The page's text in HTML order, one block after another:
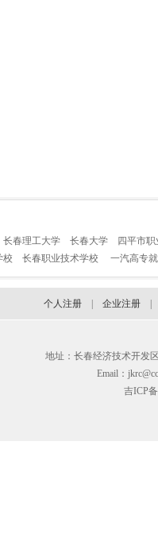
长春理工大学 长春大学
四平市
校 长春职业技术学校 一汽高专
个人注册 企业注册
地址：长春经济技术开发
Email：
吉ICP